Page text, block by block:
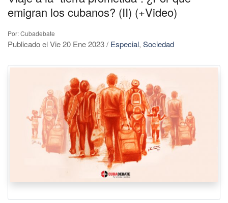
emigran los cubanos? (II) (+Video)
Por: Cubadebate
Publicado el Vie 20 Ene 2023/ Especial, Sociedad